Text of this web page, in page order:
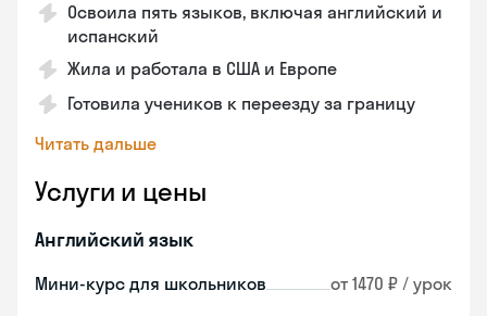
Освоила пять языков, включая английский и
испанский
Жила и работала в США и Европе
Готовила учеников к переезду за границу
Читать дальше
Услуги и цены
Английский язык
Мини-курс для школьников от 1470 ₽ / урок